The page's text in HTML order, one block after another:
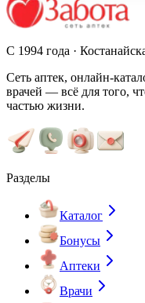
С 1994 года ·
Сеть аптек, онлайн-
врачей — всё для того,
частью жизни.
Разделы
Каталог
Бонусы
Аптеки
Врачи